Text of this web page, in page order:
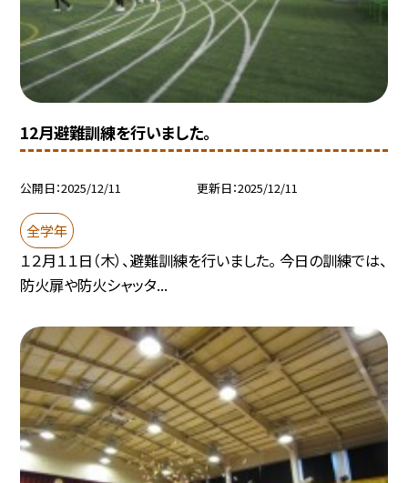
12月避難訓練を行いました。
公開日 2025/12/11 更新日 2025/12/11
全学年
１２月１１日（木）、避難訓練を行いました。 今日の訓練では、
防火扉や防火シャッタ...